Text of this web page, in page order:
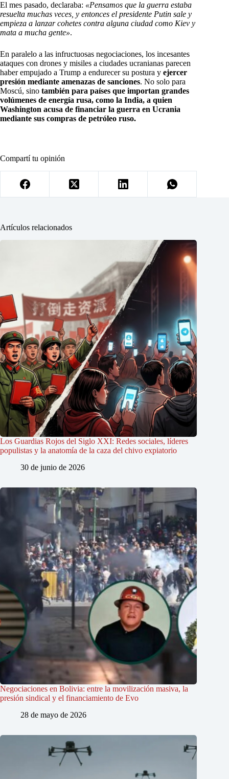
El mes pasado, declaraba: «Pensamos que la guerra estaba
resuelta muchas veces, y entonces el presidente Putin sale y
empieza a lanzar cohetes contra alguna ciudad como Kiev y
mata a mucha gente».
En paralelo a las infructuosas negociaciones, los incesantes
ataques con drones y misiles a ciudades ucranianas parecen
haber empujado a Trump a endurecer su postura y ejercer
presión mediante amenazas de sanciones. No solo para
Moscú, sino también para países que importan grandes
volúmenes de energía rusa, como la India, a quien
Washington acusa de financiar la guerra en Ucrania
mediante sus compras de petróleo ruso.
Compartí tu opinión
Artículos relacionados
Los Guardias Rojos del Siglo XXI: Redes sociales, líderes
populistas y la anatomía de la caza del chivo expiatorio
30 de junio de 2026
Negociaciones en Bolivia: entre la movilización masiva, la
presión sindical y el financiamiento de Evo
28 de mayo de 2026